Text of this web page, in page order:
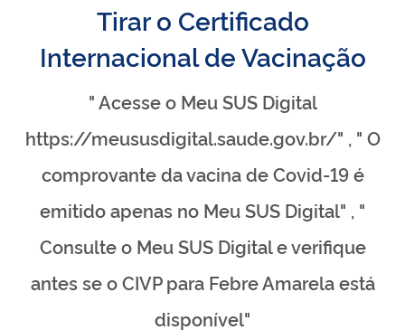
Tirar o Certificado
Internacional de Vacinação
" Acesse o Meu SUS Digital
https://meususdigital.saude.gov.br/" , " O
comprovante da vacina de Covid-19 é
emitido apenas no Meu SUS Digital" , "
Consulte o Meu SUS Digital e verifique
antes se o CIVP para Febre Amarela está
disponível"